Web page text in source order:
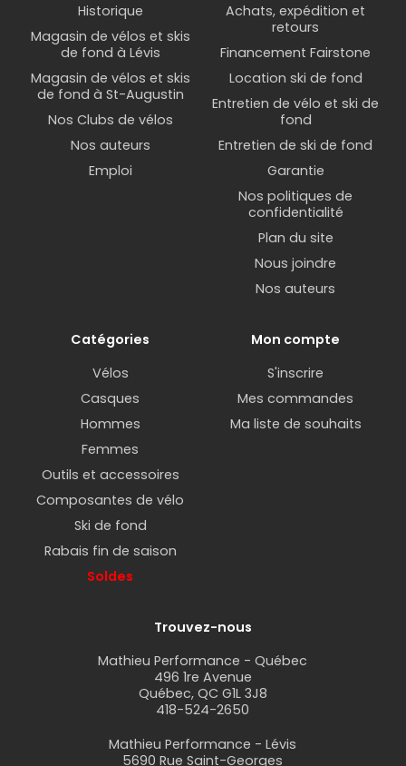
Historique
Magasin de vélos et skis
de fond à Lévis
Magasin de vélos et skis
de fond à St-Augustin
Nos Clubs de vélos
Nos auteurs
Emploi
Achats, expédition et
retours
Financement Fairstone
Location ski de fond
Entretien de vélo et ski de
fond
Entretien de ski de fond
Garantie
Nos politiques de
confidentialité
Plan du site
Nous joindre
Nos auteurs
Catégories
Vélos
Casques
Hommes
Femmes
Outils et accessoires
Composantes de vélo
Ski de fond
Rabais fin de saison
Soldes
Mon compte
S'inscrire
Mes commandes
Ma liste de souhaits
Trouvez-nous
Mathieu Performance - Québec
496 1re Avenue
Québec, QC G1L 3J8
418-524-2650
Mathieu Performance - Lévis
5690 Rue Saint-Georges